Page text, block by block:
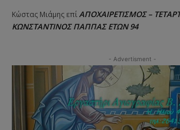
Κώστας Μιάμης επί ΑΠΟΧΑΙΡΕΤΙΣΜΟΣ –
ΚΩΝΣΤΑΝΤΙΝΟΣ ΠΑΠΠΑΣ ΕΤΩΝ 94
- Advertisment -